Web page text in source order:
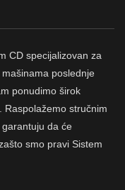
CD specijalizovan za
poslednje
ponudimo širok
Raspolažemo stručnim
da će
smo pravi Sistem